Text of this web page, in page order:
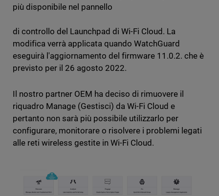
più disponibile nel pannello
di controllo del Launchpad di Wi-Fi Cloud. La
modifica verrà applicata quando WatchGuard
eseguirà l'aggiornamento del firmware 11.0.2. che è
previsto per il 26 agosto 2022.
Il nostro partner OEM ha deciso di rimuovere il
riquadro Manage (Gestisci) da Wi-Fi Cloud e
pertanto non sarà più possibile utilizzarlo per
configurare, monitorare o risolvere i problemi legati
alle reti wireless gestite in Wi-Fi Cloud.